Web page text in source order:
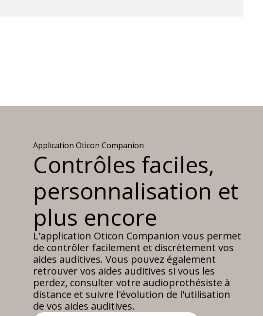
Application Oticon Companion
Contrôles faciles,
personnalisation et
plus encore
L'application Oticon Companion vous permet
de contrôler facilement et discrètement vos
aides auditives. Vous pouvez également
retrouver vos aides auditives si vous les
perdez, consulter votre audioprothésiste à
distance et suivre l'évolution de l'utilisation
de vos aides auditives.